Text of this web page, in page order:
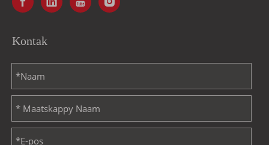
Kontak